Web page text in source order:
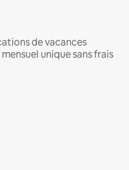
de vacances
unique sans frais